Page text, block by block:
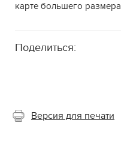
карте большего размера
Поделиться:
Версия для печати